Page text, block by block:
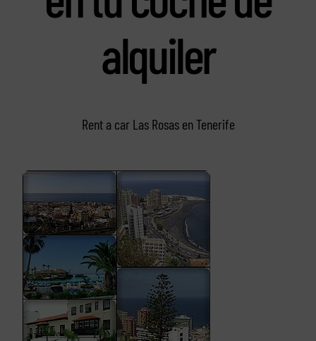
alquiler
Rent a car Las Rosas en Tenerife